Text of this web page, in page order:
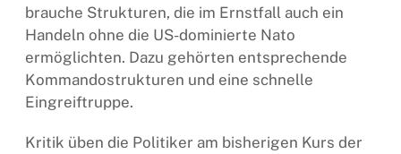
brauche Strukturen, die im Ernstfall auch ein
Handeln ohne die US-dominierte Nato
ermöglichten. Dazu gehörten entsprechende
Kommandostrukturen und eine schnelle
Eingreiftruppe.
Kritik üben die Politiker am bisherigen Kurs der